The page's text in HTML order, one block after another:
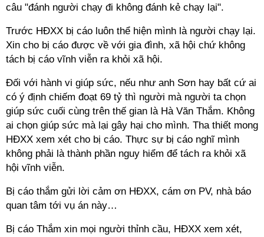
câu "đánh người chạy đi không đánh kẻ chạy lại".
Trước HĐXX bị cáo luôn thể hiện mình là người chạy lại.
Xin cho bị cáo được về với gia đình, xã hội chứ không
tách bị cáo vĩnh viễn ra khỏi xã hội.
Đối với hành vi giúp sức, nếu như anh Sơn hay bất cứ ai
có ý định chiếm đoạt 69 tỷ thì người mà người ta chọn
giúp sức cuối cùng trên thế gian là Hà Văn Thắm. Không
ai chọn giúp sức mà lại gây hại cho mình. Tha thiết mong
HĐXX xem xét cho bị cáo. Thực sự bị cáo nghĩ mình
không phải là thành phần nguy hiểm để tách ra khỏi xã
hội vĩnh viễn.
Bị cáo thắm gửi lời cảm ơn HĐXX, cám ơn PV, nhà báo
quan tâm tới vụ án này…
Bị cáo Thắm xin mọi người thỉnh cầu, HĐXX xem xét,